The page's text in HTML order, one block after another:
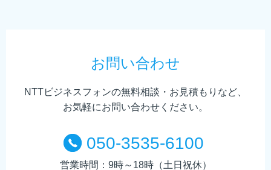
お問い合わせ
NTTビジネスフォンの無料相談・お見積もりなど、
お気軽にお問い合わせください。
050-3535-6100
営業時間：9時～18時（土日祝休）